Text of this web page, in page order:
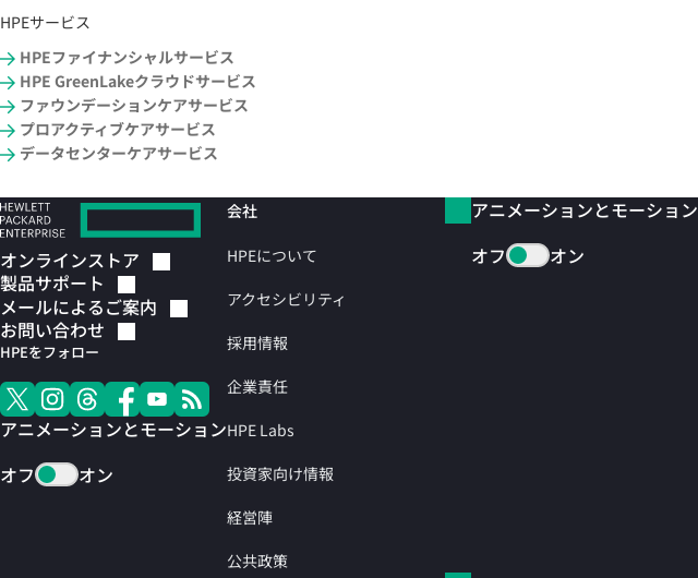
HPEサービス
HPEファイナンシャルサービス
HPE GreenLakeクラウドサービス
ファウンデーションケアサービス
プロアクティブケアサービス
データセンターケアサービス
オンラインストア
製品サポート
メールによるご案内
お問い合わせ
HPEをフォロー
アニメーションとモーション
オフ
オン
会社
HPEについて
アクセシビリティ
採用情報
企業責任
HPE Labs
投資家向け情報
経営陣
公共政策
アニメーションとモーション
オフ
オン